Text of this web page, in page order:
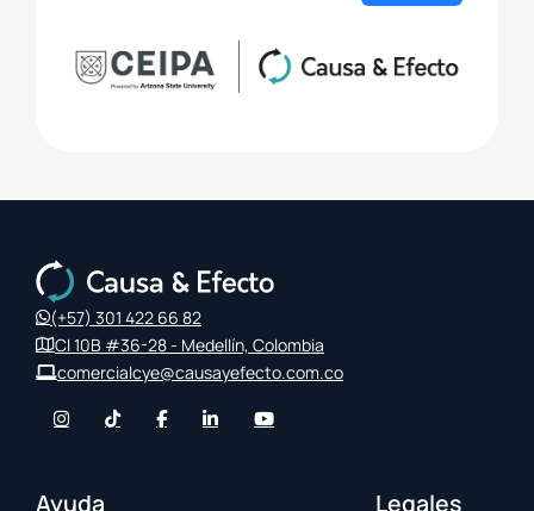
(+57) 301 422 66 82
Cl 10B #36-28 - Medellín, Colombia
comercialcye@causayefecto.com.co
Ayuda Legales